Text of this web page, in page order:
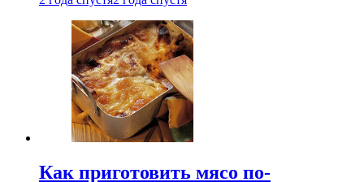
Как приготовить мясо по-